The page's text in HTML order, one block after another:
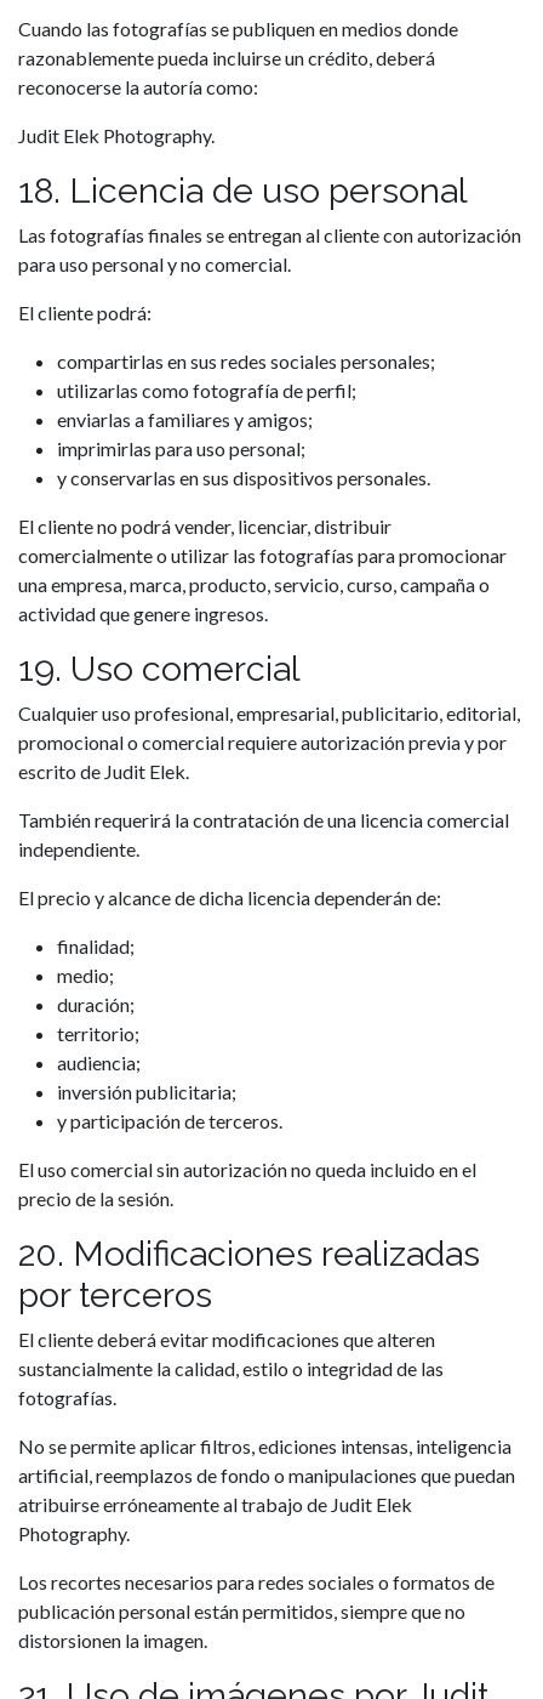
Cuando las fotografías se publiquen en medios donde
razonablemente pueda incluirse un crédito, deberá
reconocerse la autoría como:
Judit Elek Photography.
18. Licencia de uso personal
Las fotografías finales se entregan al cliente con autorización
para uso personal y no comercial.
El cliente podrá:
compartirlas en sus redes sociales personales;
utilizarlas como fotografía de perfil;
enviarlas a familiares y amigos;
imprimirlas para uso personal;
y conservarlas en sus dispositivos personales.
El cliente no podrá vender, licenciar, distribuir
comercialmente o utilizar las fotografías para promocionar
una empresa, marca, producto, servicio, curso, campaña o
actividad que genere ingresos.
19. Uso comercial
Cualquier uso profesional, empresarial, publicitario, editorial,
promocional o comercial requiere autorización previa y por
escrito de Judit Elek.
También requerirá la contratación de una licencia comercial
independiente.
El precio y alcance de dicha licencia dependerán de:
finalidad;
medio;
duración;
territorio;
audiencia;
inversión publicitaria;
y participación de terceros.
El uso comercial sin autorización no queda incluido en el
precio de la sesión.
20. Modificaciones realizadas
por terceros
El cliente deberá evitar modificaciones que alteren
sustancialmente la calidad, estilo o integridad de las
fotografías.
No se permite aplicar filtros, ediciones intensas, inteligencia
artificial, reemplazos de fondo o manipulaciones que puedan
atribuirse erróneamente al trabajo de Judit Elek
Photography.
Los recortes necesarios para redes sociales o formatos de
publicación personal están permitidos, siempre que no
distorsionen la imagen.